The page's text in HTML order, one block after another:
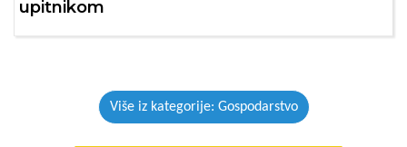
upitnikom
Više iz kategorije: Gospodarstvo